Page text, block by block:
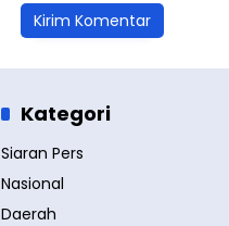
Kategori
Siaran Pers
Nasional
Daerah